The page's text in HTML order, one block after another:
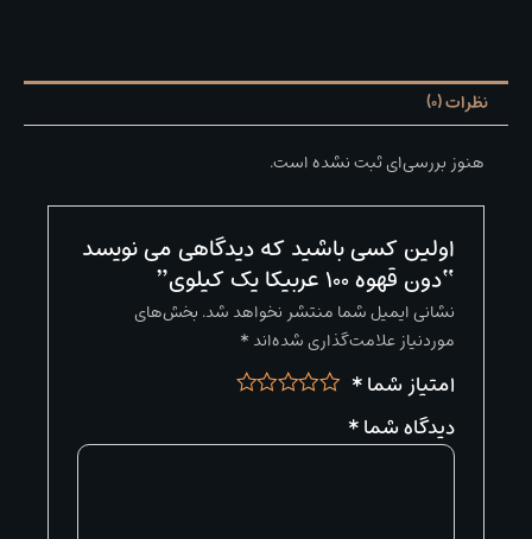
نظرات (0)
هنوز بررسی‌ای ثبت نشده است.
اولین کسی باشید که دیدگاهی می نویسد
“دون قهوه 100 عربیکا یک کیلوی”
نشانی ایمیل شما منتشر نخواهد شد. بخش‌های
موردنیاز علامت‌گذاری شده‌اند *
امتیاز شما*
دیدگاه شما*